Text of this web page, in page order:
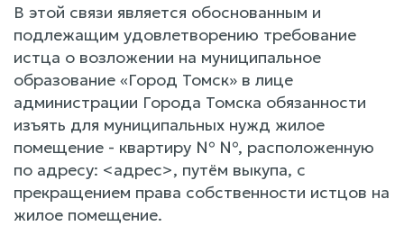
В этой связи является обоснованным и
подлежащим удовлетворению требование
истца о возложении на муниципальное
образование «Город Томск» в лице
администрации Города Томска обязанности
изъять для муниципальных нужд жилое
помещение - квартиру № №, расположенную
по адресу: <адрес>, путём выкупа, с
прекращением права собственности истцов на
жилое помещение.